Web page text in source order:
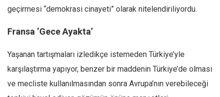
geçirmesi “demokrasi cinayeti” olarak nitelendiriliyordu.
Fransa ‘Gece Ayakta’
Yaşanan tartışmaları izledikçe istemeden Türkiye’yle
karşılaştırma yapıyor, benzer bir maddenin Türkiye’de olması
ve mecliste kullanılmasından sonra Avrupa’nın verebileceği